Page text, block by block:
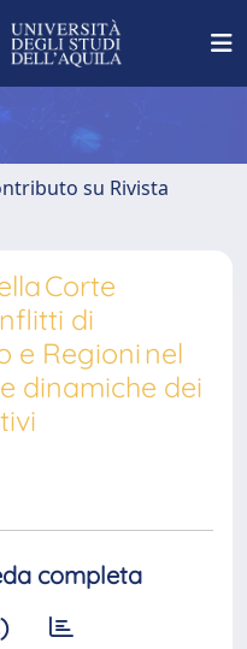
su Rivista
Corte
di
e Regioni nel
dinamiche dei
completa